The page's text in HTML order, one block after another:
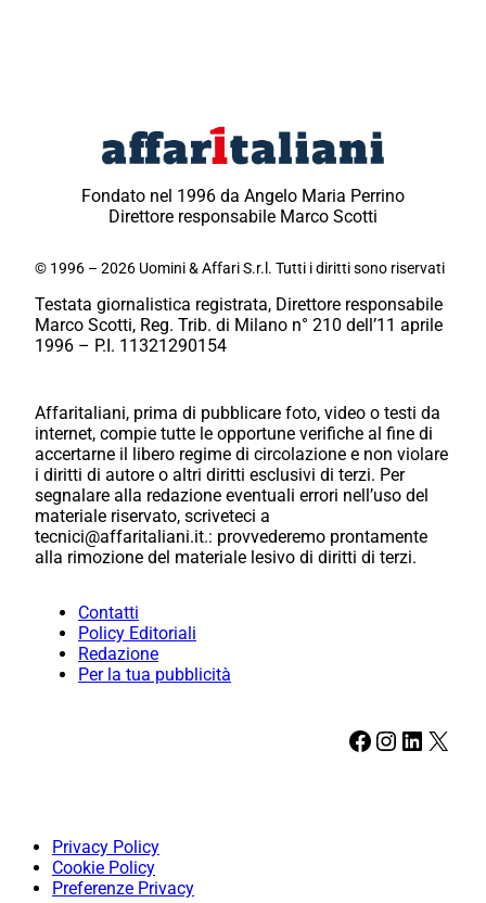
Fondato nel 1996 da Angelo Maria Perrino
Direttore responsabile Marco Scotti
© 1996 – 2026 Uomini & Affari S.r.l. Tutti i diritti sono riservati
Testata giornalistica registrata, Direttore responsabile
Marco Scotti, Reg. Trib. di Milano n° 210 dell’11 aprile
1996 – P.I. 11321290154
Affaritaliani, prima di pubblicare foto, video o testi da
internet, compie tutte le opportune verifiche al fine di
accertarne il libero regime di circolazione e non violare
i diritti di autore o altri diritti esclusivi di terzi. Per
segnalare alla redazione eventuali errori nell’uso del
materiale riservato, scriveteci a
tecnici@affaritaliani.it.: provvederemo prontamente
alla rimozione del materiale lesivo di diritti di terzi.
Contatti
Policy Editoriali
Redazione
Per la tua pubblicità
Facebook Instagram LinkedIn X
Privacy Policy
Cookie Policy
Preferenze Privacy